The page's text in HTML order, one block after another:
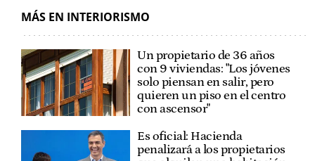
MÁS EN INTERIORISMO
Un propietario de 36 años
con 9 viviendas: "Los jóvenes
solo piensan en salir, pero
quieren un piso en el centro
con ascensor"
Es oficial: Hacienda
penalizará a los propietarios